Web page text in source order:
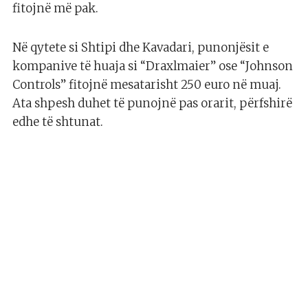
fitojnë më pak.
Në qytete si Shtipi dhe Kavadari, punonjësit e
kompanive të huaja si “Draxlmaier” ose “Johnson
Controls” fitojnë mesatarisht 250 euro në muaj.
Ata shpesh duhet të punojnë pas orarit, përfshirë
edhe të shtunat.